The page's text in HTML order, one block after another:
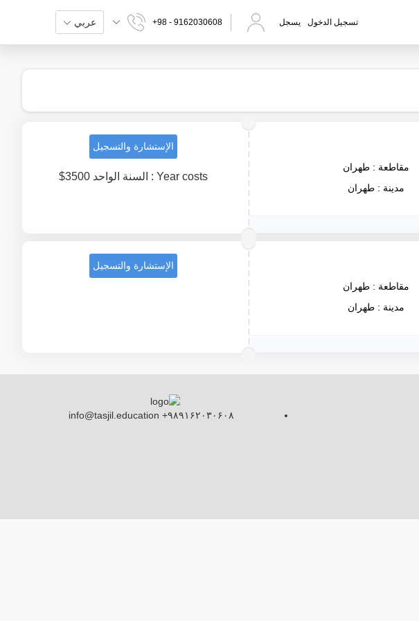
تسجيل الدخول يسجل +98 - 9162030608 عربي
مقاطعة : طهران
مدينة : طهران
الإستشارة والتسجيل
Year costs : السنة الواحد 3500$
مقاطعة : طهران
مدينة : طهران
الإستشارة والتسجيل
info@tasjil.education +۹۸۹۱۶۲۰۳۰۶۰۸